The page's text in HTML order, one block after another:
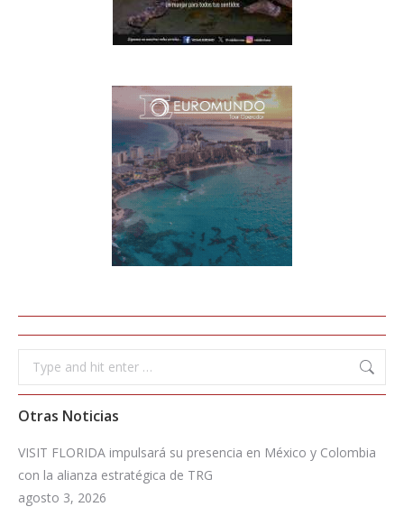
Search:
Otras Noticias
VISIT FLORIDA impulsará su presencia en México y Colombia
con la alianza estratégica de TRG
agosto 3, 2026